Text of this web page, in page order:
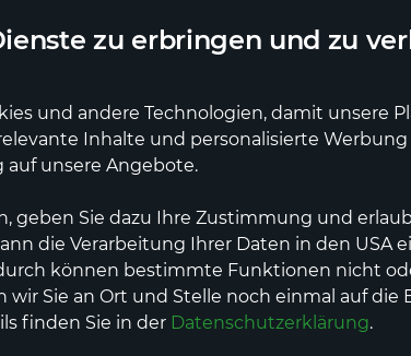
zu erbringen und zu
und andere Technologien, damit unsere
Inhalte und personalisierte
auf unsere Angebote.
geben Sie dazu Ihre Zustimmung und
die Verarbeitung Ihrer Daten in den
können bestimmte Funktionen nicht
Sie an Ort und Stelle noch einmal auf
finden Sie in der Datenschutzerklärung.
Erzeuger Dienstleistungen Events
Lebensmittel Vorspeisen & Snacks